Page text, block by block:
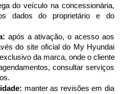
do veículo na concessionária,
dados do proprietário e do
após a ativação, o acesso aos
do site oficial do My Hyundai
da marca, onde o cliente
consultar serviços
manter as revisões em dia